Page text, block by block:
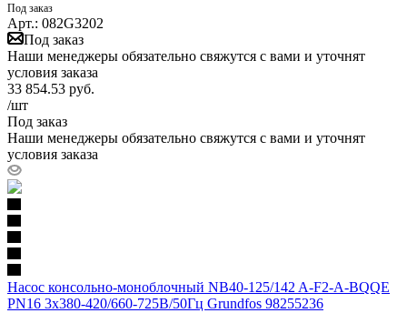
Под заказ
Арт.: 082G3202
Под заказ
Наши менеджеры обязательно свяжутся с вами и уточнят
условия заказа
33 854.53 руб.
/шт
Под заказ
Наши менеджеры обязательно свяжутся с вами и уточнят
условия заказа
Насос консольно-моноблочный NB40-125/142 A-F2-A-BQQE
PN16 3х380-420/660-725В/50Гц Grundfos 98255236